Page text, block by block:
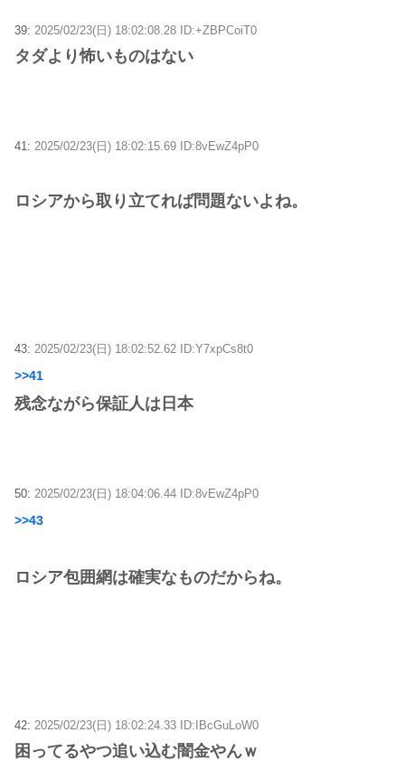
39: 2025/02/23(日) 18:02:08.28 ID:+ZBPCoiT0
タダより怖いものはない
41: 2025/02/23(日) 18:02:15.69 ID:8vEwZ4pP0
ロシアから取り立てれば問題ないよね。
43: 2025/02/23(日) 18:02:52.62 ID:Y7xpCs8t0
>>41
残念ながら保証人は日本
50: 2025/02/23(日) 18:04:06.44 ID:8vEwZ4pP0
>>43
ロシア包囲網は確実なものだからね。
42: 2025/02/23(日) 18:02:24.33 ID:IBcGuLoW0
困ってるやつ追い込む闇金やんｗ